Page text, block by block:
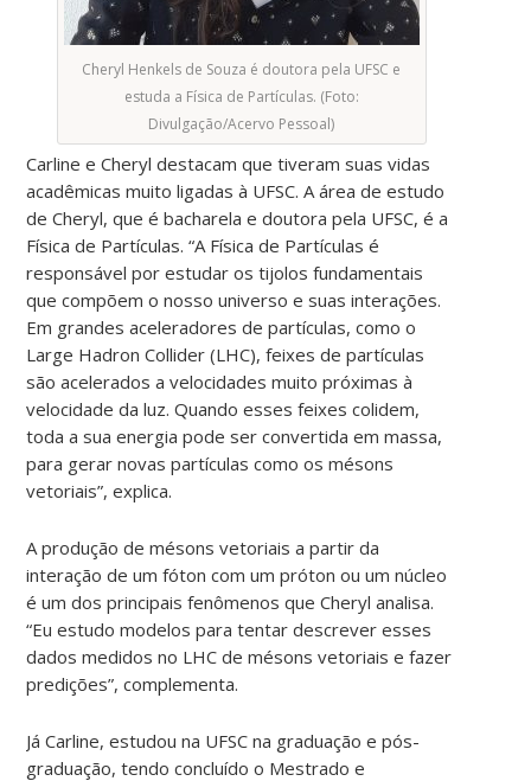
Cheryl Henkels de Souza é doutora pela UFSC e
estuda a Física de Partículas. (Foto:
Divulgação/Acervo Pessoal)
Carline e Cheryl destacam que tiveram suas vidas
acadêmicas muito ligadas à UFSC.A área de estudo
de Cheryl, que é bacharela e doutora pela UFSC, é a
Física de Partículas. “A Física de Partículas é
responsável por estudar os tijolos fundamentais
que compõem o nosso universo e suas interações.
Em grandes aceleradores de partículas, como o
Large Hadron Collider (LHC), feixes de partículas
são acelerados a velocidades muito próximas à
velocidade da luz. Quando esses feixes colidem,
toda a sua energia pode ser convertida em massa,
para gerar novas partículas como os mésons
vetoriais”, explica.
A produção de mésons vetoriais a partir da
interação de um fóton com um próton ou um núcleo
é um dos principais fenômenos que Cheryl analisa.
“Eu estudo modelos para tentar descrever esses
dados medidos no LHC de mésons vetoriais e fazer
predições”, complementa.
Já Carline, estudou na UFSC na graduação e pós-
graduação, tendo concluído o Mestrado e